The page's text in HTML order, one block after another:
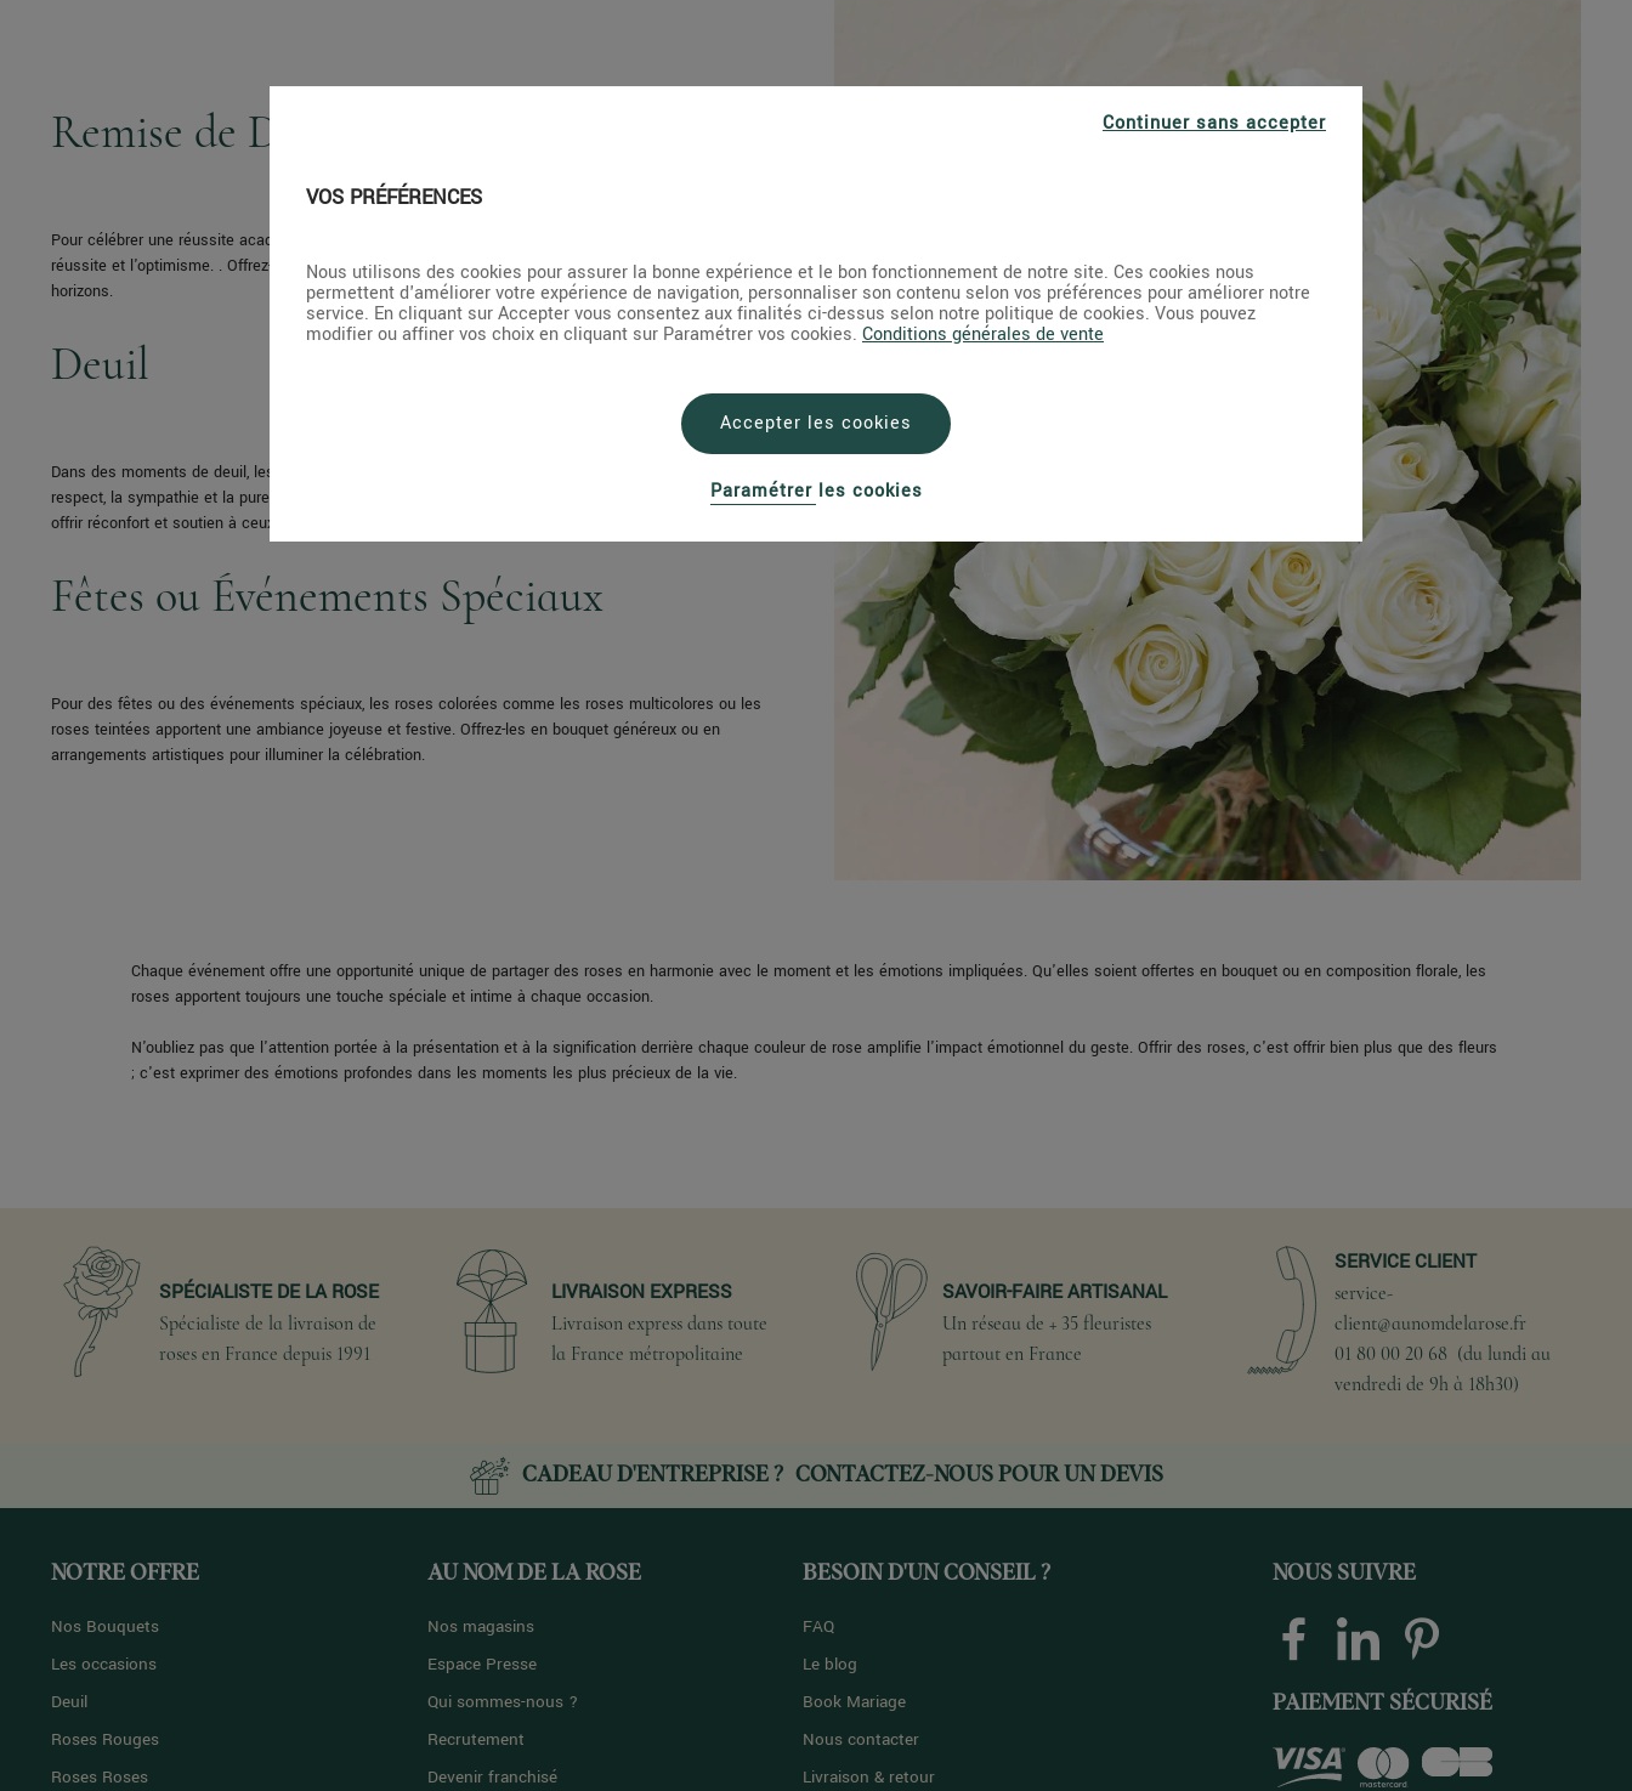
Remise de Diplômes
Pour célébrer une réussite académique, optez pour des roses jaunes ou orange vif, représentant la joie, la
réussite et l'optimisme. . Offrez-les en bouquet généreux, symbolisant le parcours fleuri vers de nouveaux
horizons.
Deuil
Dans des moments de deuil, les roses blanches ou douces, telles que les roses roses pâles, expriment le
respect, la sympathie et la pureté des sentiments. Présentez-les en bouquet discret ou en couronne pour
offrir réconfort et soutien à ceux qui pleurent la perte d'un être cher.
Fêtes ou Événements Spéciaux
Pour des fêtes ou des événements spéciaux, les roses colorées comme les roses multicolores ou les
roses teintées apportent une ambiance joyeuse et festive. Offrez-les en bouquet généreux ou en
arrangements artistiques pour illuminer la célébration.
Chaque événement offre une opportunité unique de partager des roses en harmonie avec le moment et les émotions impliquées. Qu'elles soient offertes en bouquet ou en composition florale, les
roses apportent toujours une touche spéciale et intime à chaque occasion.
N'oubliez pas que l'attention portée à la présentation et à la signification derrière chaque couleur de rose amplifie l'impact émotionnel du geste. Offrir des roses, c'est offrir bien plus que des fleurs
; c'est exprimer des émotions profondes dans les moments les plus précieux de la vie.
SPÉCIALISTE DE LA ROSE
Spécialiste de la livraison de
roses en France depuis 1991
LIVRAISON EXPRESS
Livraison express dans toute
la France métropolitaine
SAVOIR-FAIRE ARTISANAL
Un réseau de + 35 fleuristes
partout en France
SERVICE CLIENT
service-
client@aunomdelarose.fr
01 80 00 20 68 (du lundi au
vendredi de 9h à 18h30)
CADEAU D'ENTREPRISE ? CONTACTEZ-NOUSPOUR UN DEVIS
NOTRE OFFRE
Nos Bouquets
Les occasions
Deuil
Roses Rouges
Roses Roses
AU NOM DE LA ROSE
Nos magasins
Espace Presse
Qui sommes-nous ?
Recrutement
Devenir franchisé
BESOIN D'UN CONSEIL ?
FAQ
Le blog
Book Mariage
Nous contacter
Livraison & retour
NOUS SUIVRE
PAIEMENT SÉCURISÉ
Continuer sans accepter
VOS PRÉFÉRENCES
Nous utilisons des cookies pour assurer la bonne expérience et le bon fonctionnement de notre site. Ces cookies nous
permettent d'améliorer votre expérience de navigation, personnaliser son contenu selon vos préférences pour améliorer notre
service. En cliquant sur Accepter vous consentez aux finalités ci-dessus selon notre politique de cookies. Vous pouvez
modifier ou affiner vos choix en cliquant sur Paramétrer vos cookies. Conditions générales de vente
Accepter les cookies
Paramétrer les cookies